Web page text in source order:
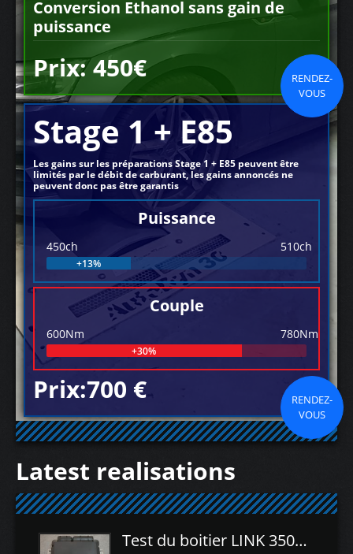
Conversion Ethanol sans gain de
puissance
Prix: 450€
RENDEZ-
VOUS
Stage 1 + E85
Les gains sur les préparations Stage 1 + E85 peuvent être
limités par le débit de carburant, les gains annoncés ne
peuvent donc pas être garantis
Puissance
450ch 510ch
+13%
Couple
600Nm 780Nm
+30%
Prix:700 €
RENDEZ-
VOUS
Latest realisations
Test du boitier LINK 350Z Plugin ECU